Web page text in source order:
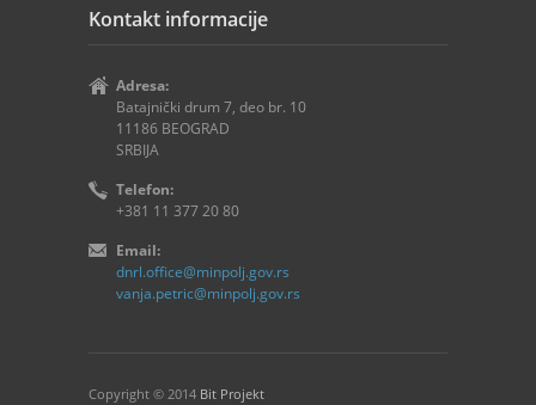
Kontakt informacije
Adresa:
Batajnički drum 7, deo br. 10
11186 BEOGRAD
SRBIJA
Telefon:
+381 11 377 20 80
Email:
dnrl.office@minpolj.gov.rs
vanja.petric@minpolj.gov.rs
Copyright © 2014 Bit Projekt